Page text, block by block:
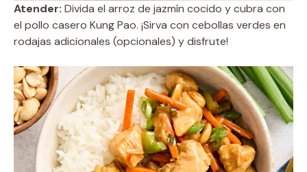
Atender: Divida el arroz de jazmín cocido y cubra con
el pollo casero Kung Pao. ¡Sirva con cebollas verdes en
rodajas adicionales (opcionales) y disfrute!